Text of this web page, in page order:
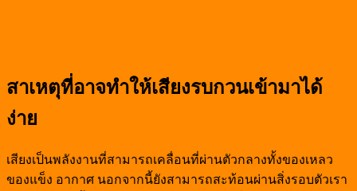
สาเหตุที่อาจทำให้เสียงรบกวนเข้ามาได้
ง่าย
เสียงเป็นพลังงานที่สามารถเคลื่อนที่ผ่านตัวกลางทั้งของเหลว
ของแข็ง อากาศ นอกจากนี้ยังสามารถสะท้อนผ่านสิ่งรอบตัวเรา